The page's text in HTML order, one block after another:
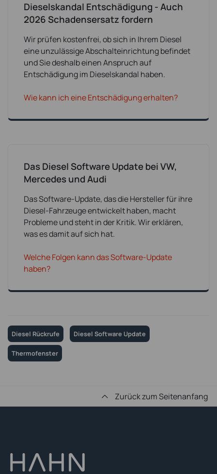
Dieselskandal Entschädigung - Auch
2026 Schadensersatz fordern
Wir prüfen kostenfrei, ob sich in Ihrem Diesel
eine unzulässige Abschalteinrichtung befindet
und Sie deshalb einen Anspruch auf
Entschädigung im Dieselskandal haben.
Wie kann ich eine Entschädigung erhalten?
Das Diesel Software Update bei VW,
Mercedes und Audi
Das Software-Update, das die Hersteller für ihre
Diesel-Fahrzeuge entwickelt haben, macht
Probleme und steht in der Kritik. Wir erklären,
was es damit auf sich hat.
Welche Folgen kann das Software-Update
haben?
Diesel Rückrufe Diesel Software Update
Thermofenster
Zurück zum Seitenanfang